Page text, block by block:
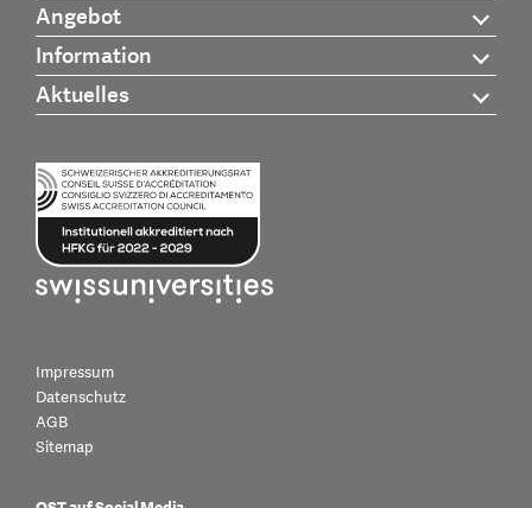
Angebot
Information
Aktuelles
Impressum
Datenschutz
AGB
Sitemap